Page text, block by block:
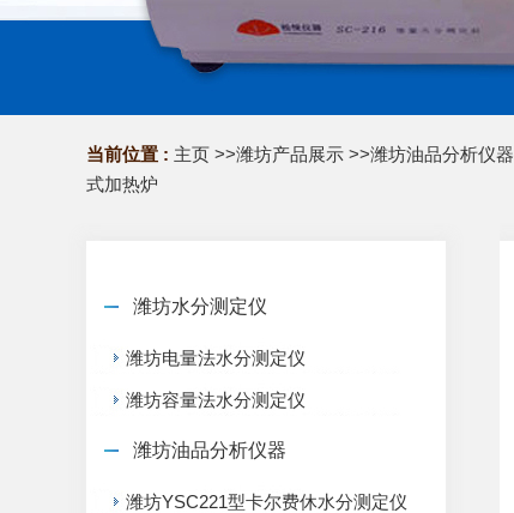
当前位置 : 主页 >>潍坊产品展示 >>潍坊油品分析仪器
式加热炉
潍坊水分测定仪
潍坊电量法水分测定仪
潍坊容量法水分测定仪
潍坊油品分析仪器
潍坊YSC221型卡尔费休水分测定仪